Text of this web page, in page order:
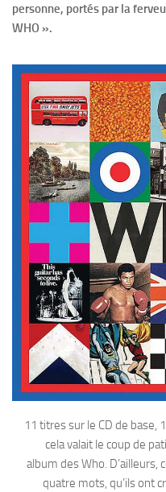
personne, portés par la
WHO ».
11 titres sur le CD de base,
cela valait le coup de
album des Who. D’ailleurs,
quatre mots, qu’ils ont